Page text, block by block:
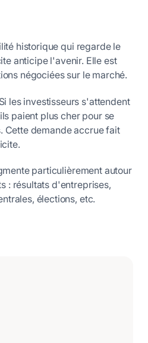
historique qui regarde le
anticipe l'avenir. Elle est
négociées sur le marché.
Si les investisseurs s'attendent
paient plus cher pour se
Cette demande accrue fait
particulièrement autour
: résultats d'entreprises,
élections, etc.